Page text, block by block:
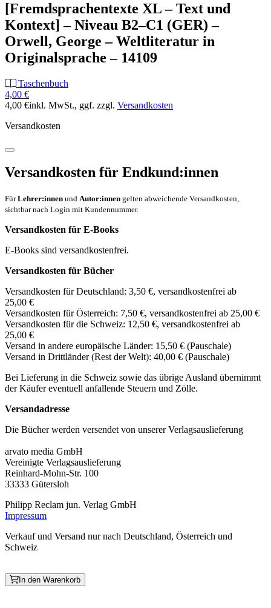
[Fremdsprachentexte XL – Text und
Kontext] – Niveau B2–C1 (GER) –
Orwell, George – Weltliteratur in
Originalsprache – 14109
Taschenbuch
4,00 €
4,00 €inkl. MwSt., ggf. zzgl. Versandkosten
Versandkosten
Versandkosten für Endkund:innen
FürLehrer:innen und Autor:innen gelten abweichende Versandkosten,
sichtbar nach Login mit Kundennummer.
Versandkosten für E-Books
E-Books sind versandkostenfrei.
Versandkosten für Bücher
Versandkosten für Deutschland: 3,50 €, versandkostenfrei ab
25,00 €
Versandkosten für Österreich: 7,50 €, versandkostenfrei ab 25,00 €
Versandkosten für die Schweiz: 12,50 €, versandkostenfrei ab
25,00 €
Versand in andere europäische Länder: 15,50 € (Pauschale)
Versand in Drittländer (Rest der Welt): 40,00 € (Pauschale)
Bei Lieferung in die Schweiz sowie das übrige Ausland übernimmt
der Käufer eventuell anfallende Steuern und Zölle.
Versandadresse
Die Bücher werden versendet von unserer Verlagsauslieferung
arvato media GmbH
Vereinigte Verlagsauslieferung
Reinhard-Mohn-Str. 100
33333 Gütersloh
Philipp Reclam jun. Verlag GmbH
Impressum
Verkauf und Versand nur nach Deutschland, Österreich und
Schweiz
In den Warenkorb